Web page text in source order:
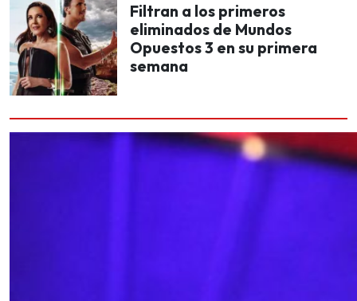
Filtran a los primeros
eliminados de Mundos
Opuestos 3 en su primera
semana